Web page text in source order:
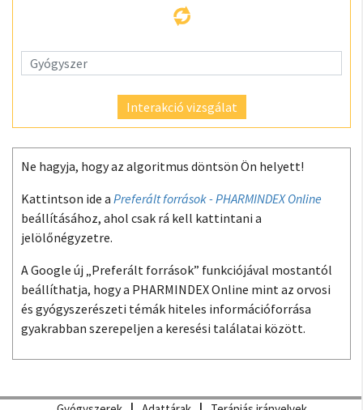
Interakció vizsgálat
Ne hagyja, hogy az algoritmus döntsön Ön helyett!
Kattintson ide a Preferált források - PHARMINDEX Online
beállításához, ahol csak rá kell kattintani a
jelölőnégyzetre.
A Google új „Preferált források” funkciójával mostantól
beállíthatja, hogy a PHARMINDEX Online mint az orvosi
és gyógyszerészeti témák hiteles információforrása
gyakrabban szerepeljen a keresési találatai között.